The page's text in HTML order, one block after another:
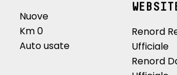
Nuove
Km 0
Auto usate
Renord
Ufficiale
Renord